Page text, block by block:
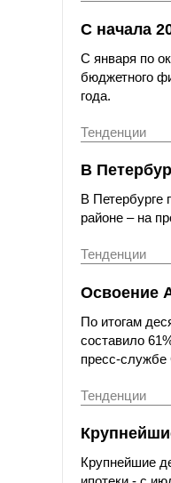
С начала
С января по
бюджетного
года.
Тенденции
В
В Петербурге
районе – на
Тенденции
Освоение
По итогам
составило
пресс-службе
Тенденции
Крупнейшие